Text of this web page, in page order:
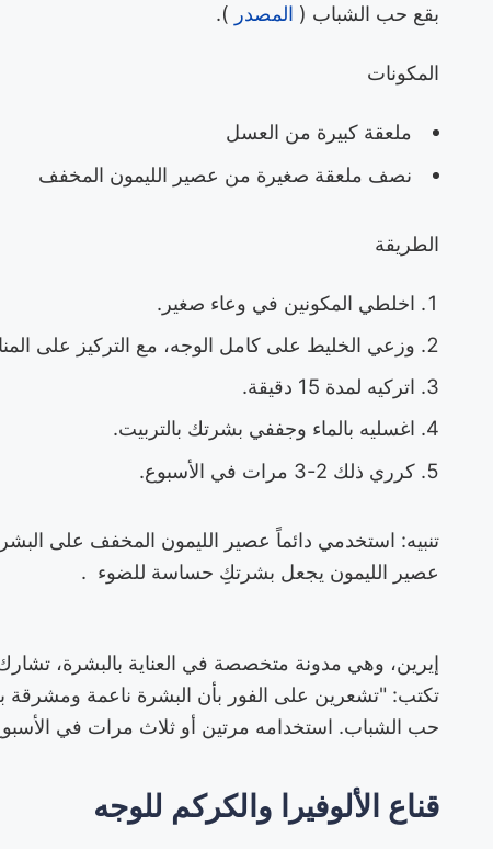
بقع حب الشباب ( المصدر ).
المكونات
ملعقة كبيرة من العسل
نصف ملعقة صغيرة من عصير الليمون المخفف
الطريقة
اخلطي المكونين في وعاء صغير.
وزعي الخليط على كامل الوجه، مع التركيز على
اتركيه لمدة 15 دقيقة.
اغسليه بالماء وجففي بشرتك بالتربيت.
كرري ذلك 2-3 مرات في الأسبوع.
تنبيه: استخدمي دائماً عصير الليمون المخفف على
عصير الليمون يجعل بشرتكِ حساسة للضوء .
إيرين، وهي مدونة متخصصة في العناية بالبشرة،
تكتب: "تشعرين على الفور بأن البشرة ناعمة ومشرقة
حب الشباب. استخدامه مرتين أو ثلاث مرات في
قناع الألوفيرا والكركم للوجه